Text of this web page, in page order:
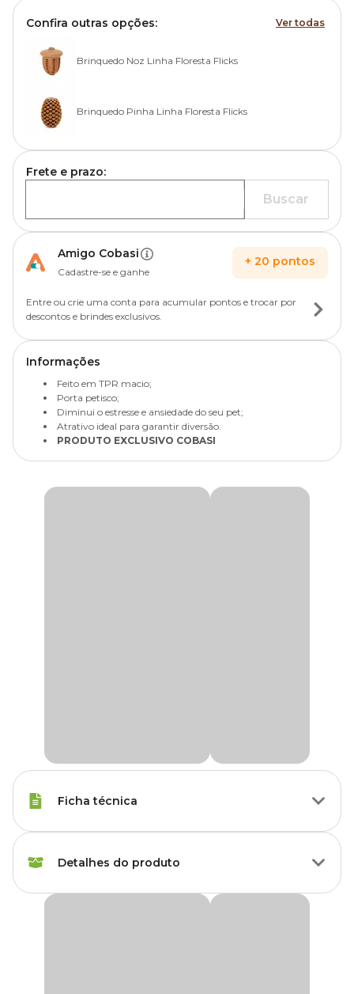
Confira outras opções: Ver todas
Brinquedo Noz Linha Floresta Flicks
Brinquedo Pinha Linha Floresta Flicks
Frete e prazo:
Buscar
Amigo Cobasi
Cadastre-se e ganhe
+ 20 pontos
Entre ou crie uma conta para acumular pontos e trocar por
descontos e brindes exclusivos.
Informações
Feito em TPR macio;
Porta petisco;
Diminui o estresse e ansiedade do seu pet;
Atrativo ideal para garantir diversão.
PRODUTO EXCLUSIVO COBASI
Ficha técnica
Porte
Médias
Detalhes do produto